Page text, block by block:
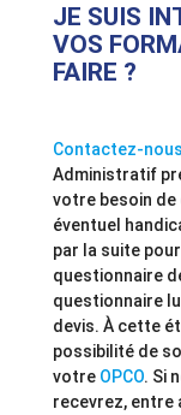
JE SUIS
VOS
FAIRE ?
Contactez-nous
Administratif
votre besoin de
éventuel
par la suite
questionnaire
questionnaire
devis. À cette
possibilité de
votre OPCO. Si
recevrez, entre